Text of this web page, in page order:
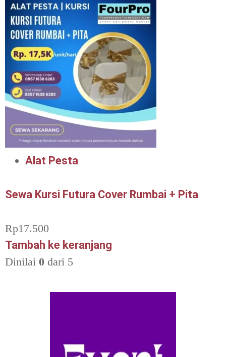
Alat Pesta
Sewa Kursi Futura Cover Rumbai + Pita
Rp17.500
Tambah ke keranjang
Dinilai 0 dari 5